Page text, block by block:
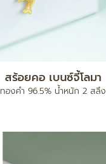
สร้อยคอ เบนซ์จี้โลมา
ทองคำ 96.5% น้ำหนัก 2 สลึง